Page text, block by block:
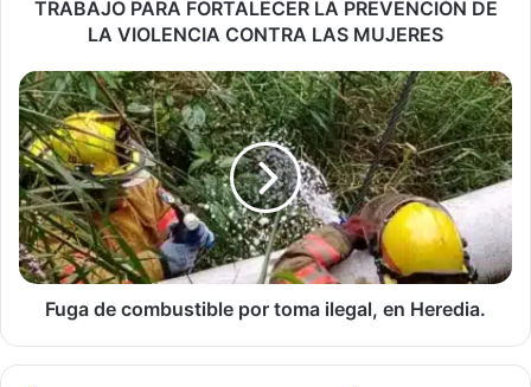
PREVENCIÓN
LA
VIOLENCIA
CONTRA
LAS
MUJERES
TRABAJO PARA FORTALECER LA PREVENCIÓN DE
LA VIOLENCIA CONTRA LAS MUJERES
Fuga
de
combustible
por
toma
ilegal,
en
Heredia.
Fuga de combustible por toma ilegal, en Heredia.